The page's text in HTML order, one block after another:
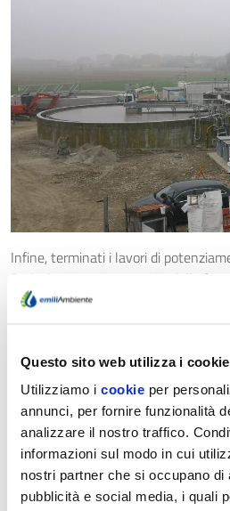
Questo sito web utilizza i cookie
Utilizziamo i cookie per
annunci, per fornire funzionalità
analizzare il nostro traffico.
informazioni sul modo in cui
nostri partner che si occupano di
pubblicità e social media, i quali
Infine, terminati i lavori di
Sud e la messa in esercizio della
procederà allo smantellamento
interferire con l’attività degli
operare ordinariamente e con poche
conclusione dei lavori, con la piena
assetto, è prevista per maggio 2021.